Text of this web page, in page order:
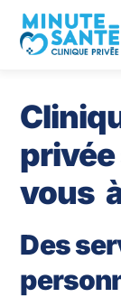
Skip
content
vous
Des